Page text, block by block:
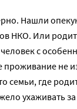
Нашли
НКО. Или
с
не
семьи, где
ухаживать